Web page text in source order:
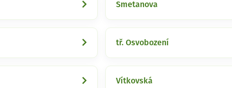
Smetanova
tř. Osvobození
Vítkovská